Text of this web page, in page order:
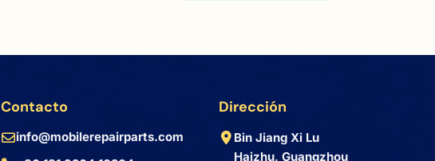
Contacto
info@mobilerepairparts.com
Dirección
Bin Jiang Xi Lu
Haizhu, Guangzhou